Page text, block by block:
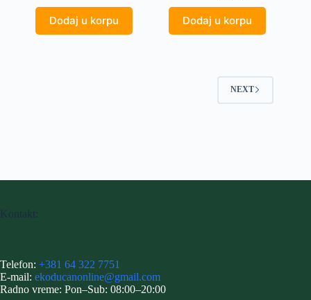
Dodaj u korpu Dodaj u korpu
NEXT
Kontakt:
Telefon: +381 64 322 7751
E-mail: ekoducanonline@gmail.com
Radno vreme: Pon–Sub: 08:00–20:00